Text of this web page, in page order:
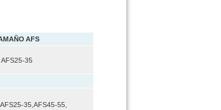
AFS
AFS25-35
35,AFS45-55,